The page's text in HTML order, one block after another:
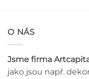
O NÁS
Jsme firma
jako jsou např.